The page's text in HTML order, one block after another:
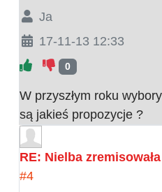
Ja
17-11-13 12:33
0
W przyszłym roku
są jakieś propozycje ?
RE: Nielba
#4